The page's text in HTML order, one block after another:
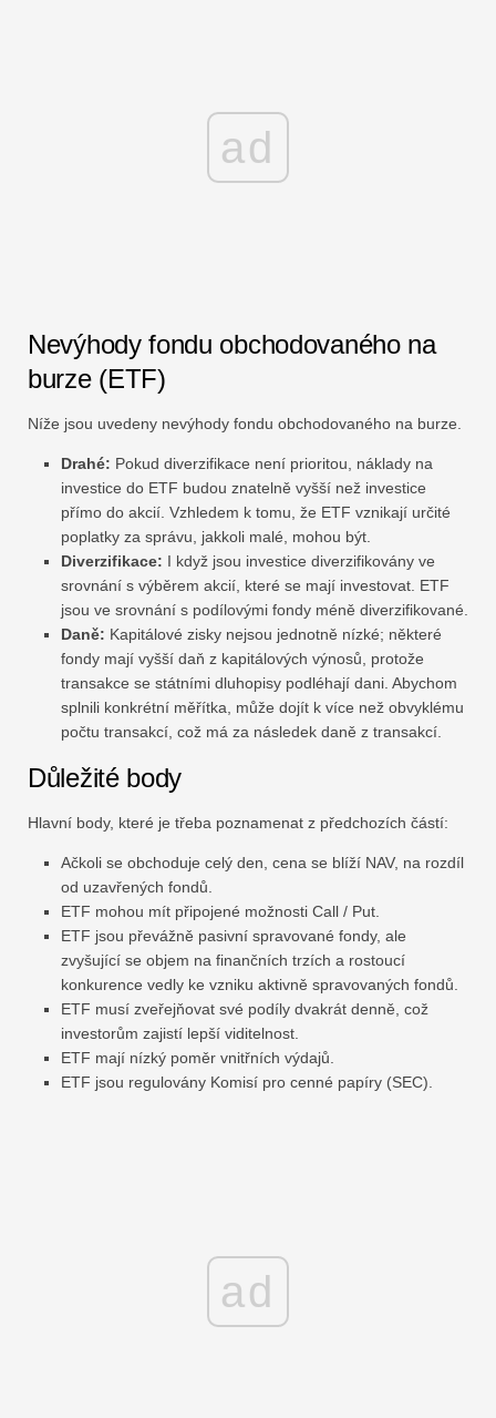
ad
Nevýhody fondu obchodovaného na
burze (ETF)
Níže jsou uvedeny nevýhody fondu obchodovaného na burze.
Drahé: Pokud diverzifikace není prioritou, náklady na
investice do ETF budou znatelně vyšší než investice
přímo do akcií. Vzhledem k tomu, že ETF vznikají určité
poplatky za správu, jakkoli malé, mohou být.
Diverzifikace: I když jsou investice diverzifikovány ve
srovnání s výběrem akcií, které se mají investovat. ETF
jsou ve srovnání s podílovými fondy méně diverzifikované.
Daně: Kapitálové zisky nejsou jednotně nízké; některé
fondy mají vyšší daň z kapitálových výnosů, protože
transakce se státními dluhopisy podléhají dani. Abychom
splnili konkrétní měřítka, může dojít k více než obvyklému
počtu transakcí, což má za následek daně z transakcí.
Důležité body
Hlavní body, které je třeba poznamenat z předchozích částí:
Ačkoli se obchoduje celý den, cena se blíží NAV, na rozdíl
od uzavřených fondů.
ETF mohou mít připojené možnosti Call / Put.
ETF jsou převážně pasivní spravované fondy, ale
zvyšující se objem na finančních trzích a rostoucí
konkurence vedly ke vzniku aktivně spravovaných fondů.
ETF musí zveřejňovat své podíly dvakrát denně, což
investorům zajistí lepší viditelnost.
ETF mají nízký poměr vnitřních výdajů.
ETF jsou regulovány Komisí pro cenné papíry (SEC).
ad